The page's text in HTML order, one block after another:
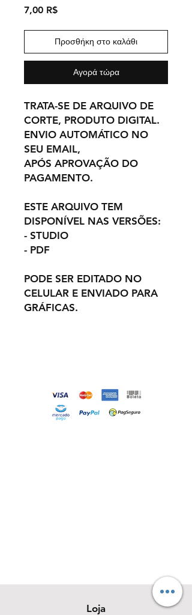
7,00 R$Τιμή
Προσθήκη στο καλάθι
Αγορά τώρα
TRATA-SE DE ARQUIVO DE
CORTE, PRODUTO DIGITAL.
ENVIO AUTOMÁTICO NO
SEU EMAIL,
APÓS APROVAÇÃO DO
PAGAMENTO.
ESTE ARQUIVO TEM
DISPONÍVEL NAS VERSÕES:
- STUDIO
- PDF
PODE SER EDITADO NO
CELULAR E ENVIADO PARA
GRÁFICAS.
Loja